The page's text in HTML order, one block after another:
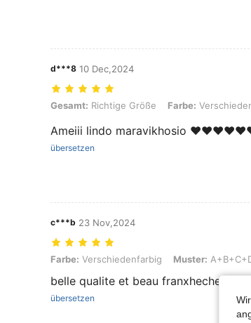
d***8 10 Dec,2024
Gesamt: Richtige Größe, Farbe: Verschiedenfarbig,
Gesamt: Richtige Größe Farbe:
Ameiii lindo maravikhosio
übersetzen
c***b 23 Nov,2024
Farbe: Verschiedenfarbig, Muster: A+B+C+D,
Farbe: Verschiedenfarbig Muster:
belle qualite et beau franxhechement
übersetzen